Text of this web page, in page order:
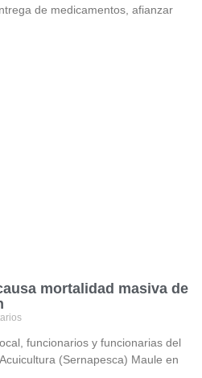
de medicamentos, afianzar
mortalidad masiva de
funcionarios y funcionarias del
(Sernapesca) Maule en